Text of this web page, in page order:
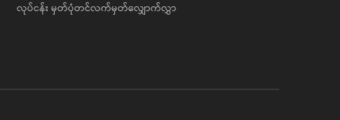
လုပ်ငန်း မှတ်ပုံတင်လက်မှတ်လျှောက်လွှာ